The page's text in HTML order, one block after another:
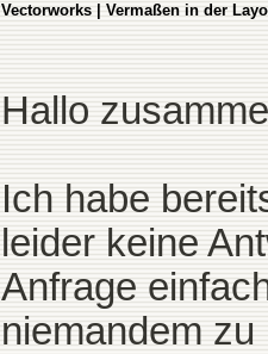
Vectorworks | Vermaßen in der
Hallo
Ich habe
leider keine
Anfrage
niemandem